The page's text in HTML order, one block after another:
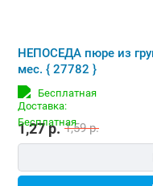
НЕПОСЕДА пюре из
мес. { 27782 }
Бесплатная
1,27р. 1,59р.